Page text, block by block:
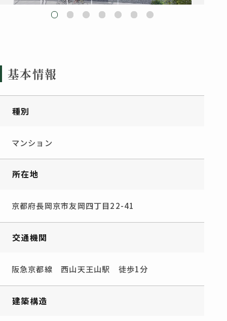
基本情報
種別
マンション
所在地
京都府長岡京市友岡四丁目22-41
交通機関
阪急京都線 西山天王山駅 徒歩1分
建築構造